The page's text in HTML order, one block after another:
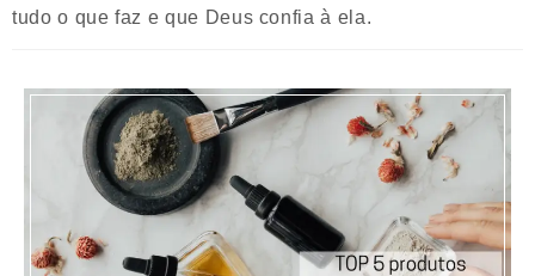
tudo o que faz e que Deus confia à ela.